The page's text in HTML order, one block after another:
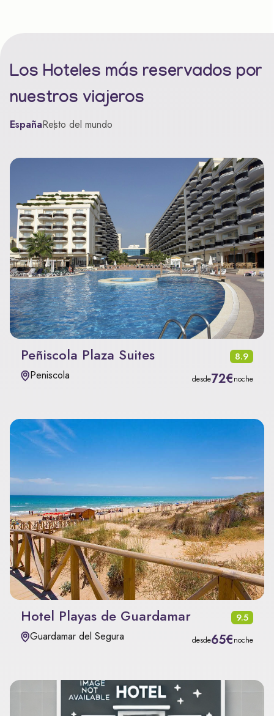
Los Hoteles más reservados por
nuestros viajeros
EspañaResto del mundo
Peñiscola Plaza Suites 8.9
Peniscola desde72€noche
Hotel Playas de Guardamar 9.5
Guardamar del Segura desde65€noche